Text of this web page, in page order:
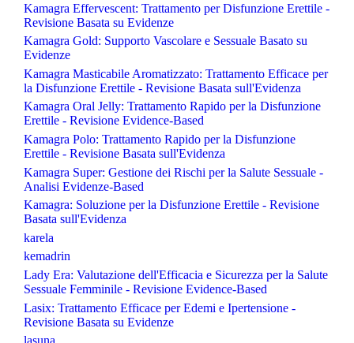
Kamagra Effervescent: Trattamento per Disfunzione Erettile -
Revisione Basata su Evidenze
Kamagra Gold: Supporto Vascolare e Sessuale Basato su
Evidenze
Kamagra Masticabile Aromatizzato: Trattamento Efficace per
la Disfunzione Erettile - Revisione Basata sull'Evidenza
Kamagra Oral Jelly: Trattamento Rapido per la Disfunzione
Erettile - Revisione Evidence-Based
Kamagra Polo: Trattamento Rapido per la Disfunzione
Erettile - Revisione Basata sull'Evidenza
Kamagra Super: Gestione dei Rischi per la Salute Sessuale -
Analisi Evidenze-Based
Kamagra: Soluzione per la Disfunzione Erettile - Revisione
Basata sull'Evidenza
karela
kemadrin
Lady Era: Valutazione dell'Efficacia e Sicurezza per la Salute
Sessuale Femminile - Revisione Evidence-Based
Lasix: Trattamento Efficace per Edemi e Ipertensione -
Revisione Basata su Evidenze
lasuna